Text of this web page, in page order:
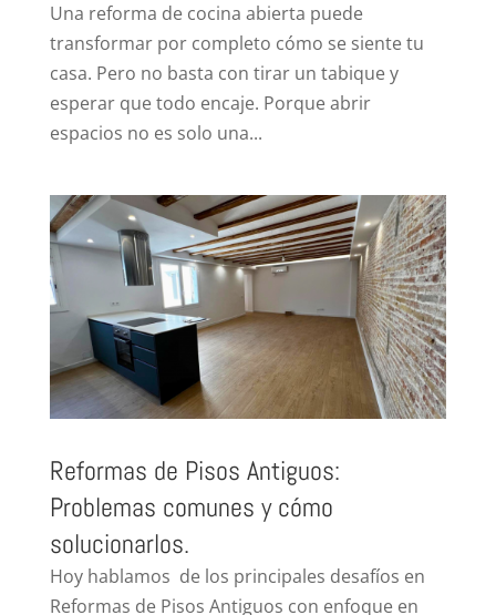
Una reforma de cocina abierta puede
transformar por completo cómo se siente tu
casa. Pero no basta con tirar un tabique y
esperar que todo encaje. Porque abrir
espacios no es solo una...
Reformas de Pisos Antiguos:
Problemas comunes y cómo
solucionarlos.
Hoy hablamos de los principales desafíos en
Reformas de Pisos Antiguos con enfoque en